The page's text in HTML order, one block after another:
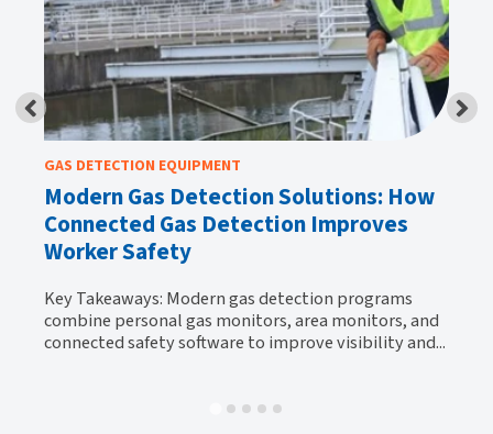
GAS DETECTION EQUIPMENT
Modern Gas Detection Solutions: How
Connected Gas Detection Improves
Worker Safety
Key Takeaways: Modern gas detection programs
combine personal gas monitors, area monitors, and
connected safety software to improve visibility and...